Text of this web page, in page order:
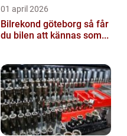
01 april 2026
Bilrekond göteborg så får
du bilen att kännas som...